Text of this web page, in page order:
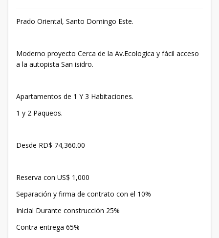
Prado Oriental, Santo Domingo Este.
Moderno proyecto Cerca de la Av.Ecologica y fácil acceso
a la autopista San isidro.
Apartamentos de 1 Y 3 Habitaciones.
1 y 2 Paqueos.
Desde RD$ 74,360.00
Reserva con US$ 1,000
Separación y firma de contrato con el 10%
Inicial Durante construcción 25%
Contra entrega 65%